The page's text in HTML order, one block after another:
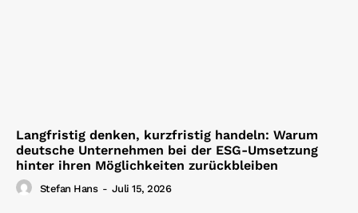
Langfristig denken, kurzfristig handeln: Warum
deutsche Unternehmen bei der ESG-Umsetzung
hinter ihren Möglichkeiten zurückbleiben
Stefan Hans - Juli 15, 2026